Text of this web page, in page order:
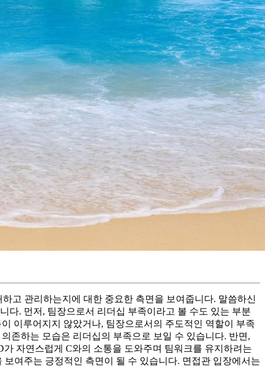
고 관리하는지에 대한 중요한 측면을 보여줍니다. 말씀하신
다. 먼저, 팀장으로서 리더십 부족이라고 볼 수도 있는 부분
이루어지지 않았거나, 팀장으로서의 주도적인 역할이 부족
존하는 모습은 리더십의 부족으로 보일 수 있습니다. 반면,
자연스럽게 C와의 소통을 도와주며 팀워크를 유지하려는
여주는 긍정적인 측면이 될 수 있습니다. 면접관 입장에서는